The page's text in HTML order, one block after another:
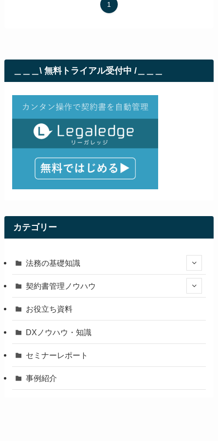
1
＿＿＿\ 無料トライアル受付中 /＿＿＿
カテゴリー
法務の基礎知識
契約書管理ノウハウ
お役立ち資料
DXノウハウ・知識
セミナーレポート
事例紹介